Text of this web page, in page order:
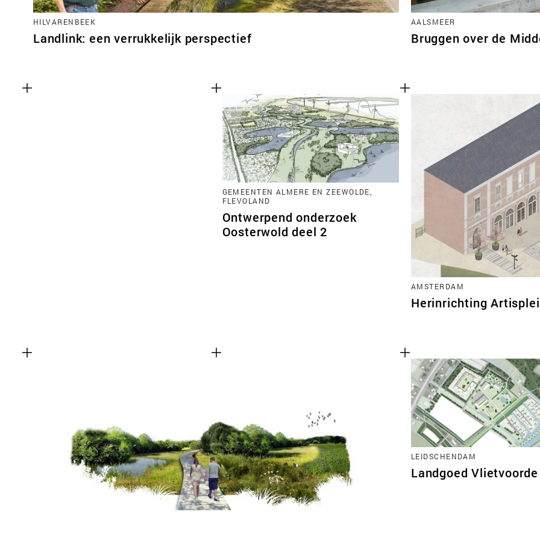
HILVARENBEEK
Landlink: een verrukkelijk perspectief
AALSMEER
Bruggen over de
GEMEENTEN ALMERE EN ZEEWOLDE,
FLEVOLAND
Ontwerpend onderzoek
Oosterwold deel 2
AMSTERDAM
Herinrichting
LEIDSCHENDAM
Landgoed Vlietvoorde